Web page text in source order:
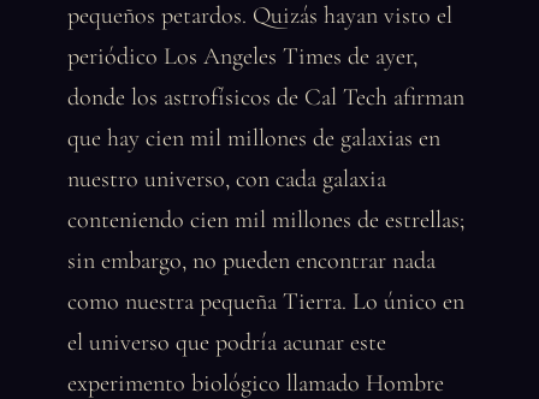
pequeños petardos. Quizás hayan visto el
periódico Los Angeles Times de ayer,
donde los astrofísicos de Cal Tech afirman
que hay cien mil millones de galaxias en
nuestro universo, con cada galaxia
conteniendo cien mil millones de estrellas;
sin embargo, no pueden encontrar nada
como nuestra pequeña Tierra. Lo único en
el universo que podría acunar este
experimento biológico llamado Hombre